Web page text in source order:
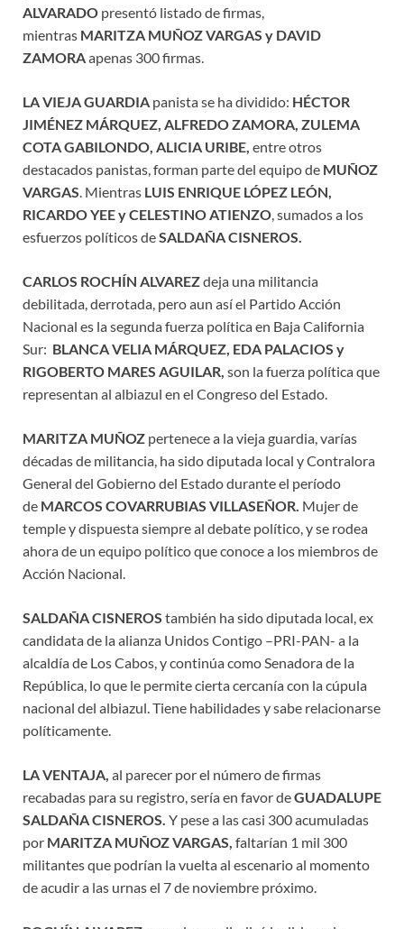
ALVARADO presentó listado de firmas,
mientras MARITZA MUÑOZ VARGAS y DAVID
ZAMORAapenas 300 firmas.
LA VIEJA GUARDIA panista se ha dividido: HÉCTOR
JIMÉNEZ MÁRQUEZ, ALFREDO ZAMORA, ZULEMA
COTA GABILONDO, ALICIA URIBE, entre otros
destacados panistas, forman parte del equipo de MUÑOZ
VARGAS. Mientras LUIS ENRIQUE LÓPEZ LEÓN,
RICARDO YEE y CELESTINO ATIENZO, sumados a los
esfuerzos políticos deSALDAÑA CISNEROS.
CARLOS ROCHÍN ALVAREZdeja una militancia
debilitada, derrotada, pero aun así el Partido Acción
Nacional es la segunda fuerza política en Baja California
Sur: BLANCA VELIA MÁRQUEZ, EDA PALACIOS y
RIGOBERTO MARES AGUILAR, son la fuerza política que
representan al albiazul en el Congreso del Estado.
MARITZA MUÑOZ pertenece a la vieja guardia, varías
décadas de militancia, ha sido diputada local y Contralora
General del Gobierno del Estado durante el período
de MARCOS COVARRUBIAS VILLASEÑOR. Mujer de
temple y dispuesta siempre al debate político, y se rodea
ahora de un equipo político que conoce a los miembros de
Acción Nacional.
SALDAÑA CISNEROS también ha sido diputada local, ex
candidata de la alianza Unidos Contigo –PRI-PAN- a la
alcaldía de Los Cabos, y continúa como Senadora de la
República, lo que le permite cierta cercanía con la cúpula
nacional del albiazul. Tiene habilidades y sabe relacionarse
políticamente.
LA VENTAJA, al parecer por el número de firmas
recabadas para su registro, sería en favor deGUADALUPE
SALDAÑA CISNEROS. Y pese a las casi 300 acumuladas
por MARITZA MUÑOZ VARGAS, faltarían 1 mil 300
militantes que podrían la vuelta al escenario al momento
de acudir a las urnas el 7 de noviembre próximo.